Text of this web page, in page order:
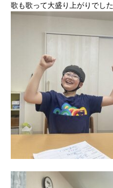
歌も歌って大盛り上がりでした